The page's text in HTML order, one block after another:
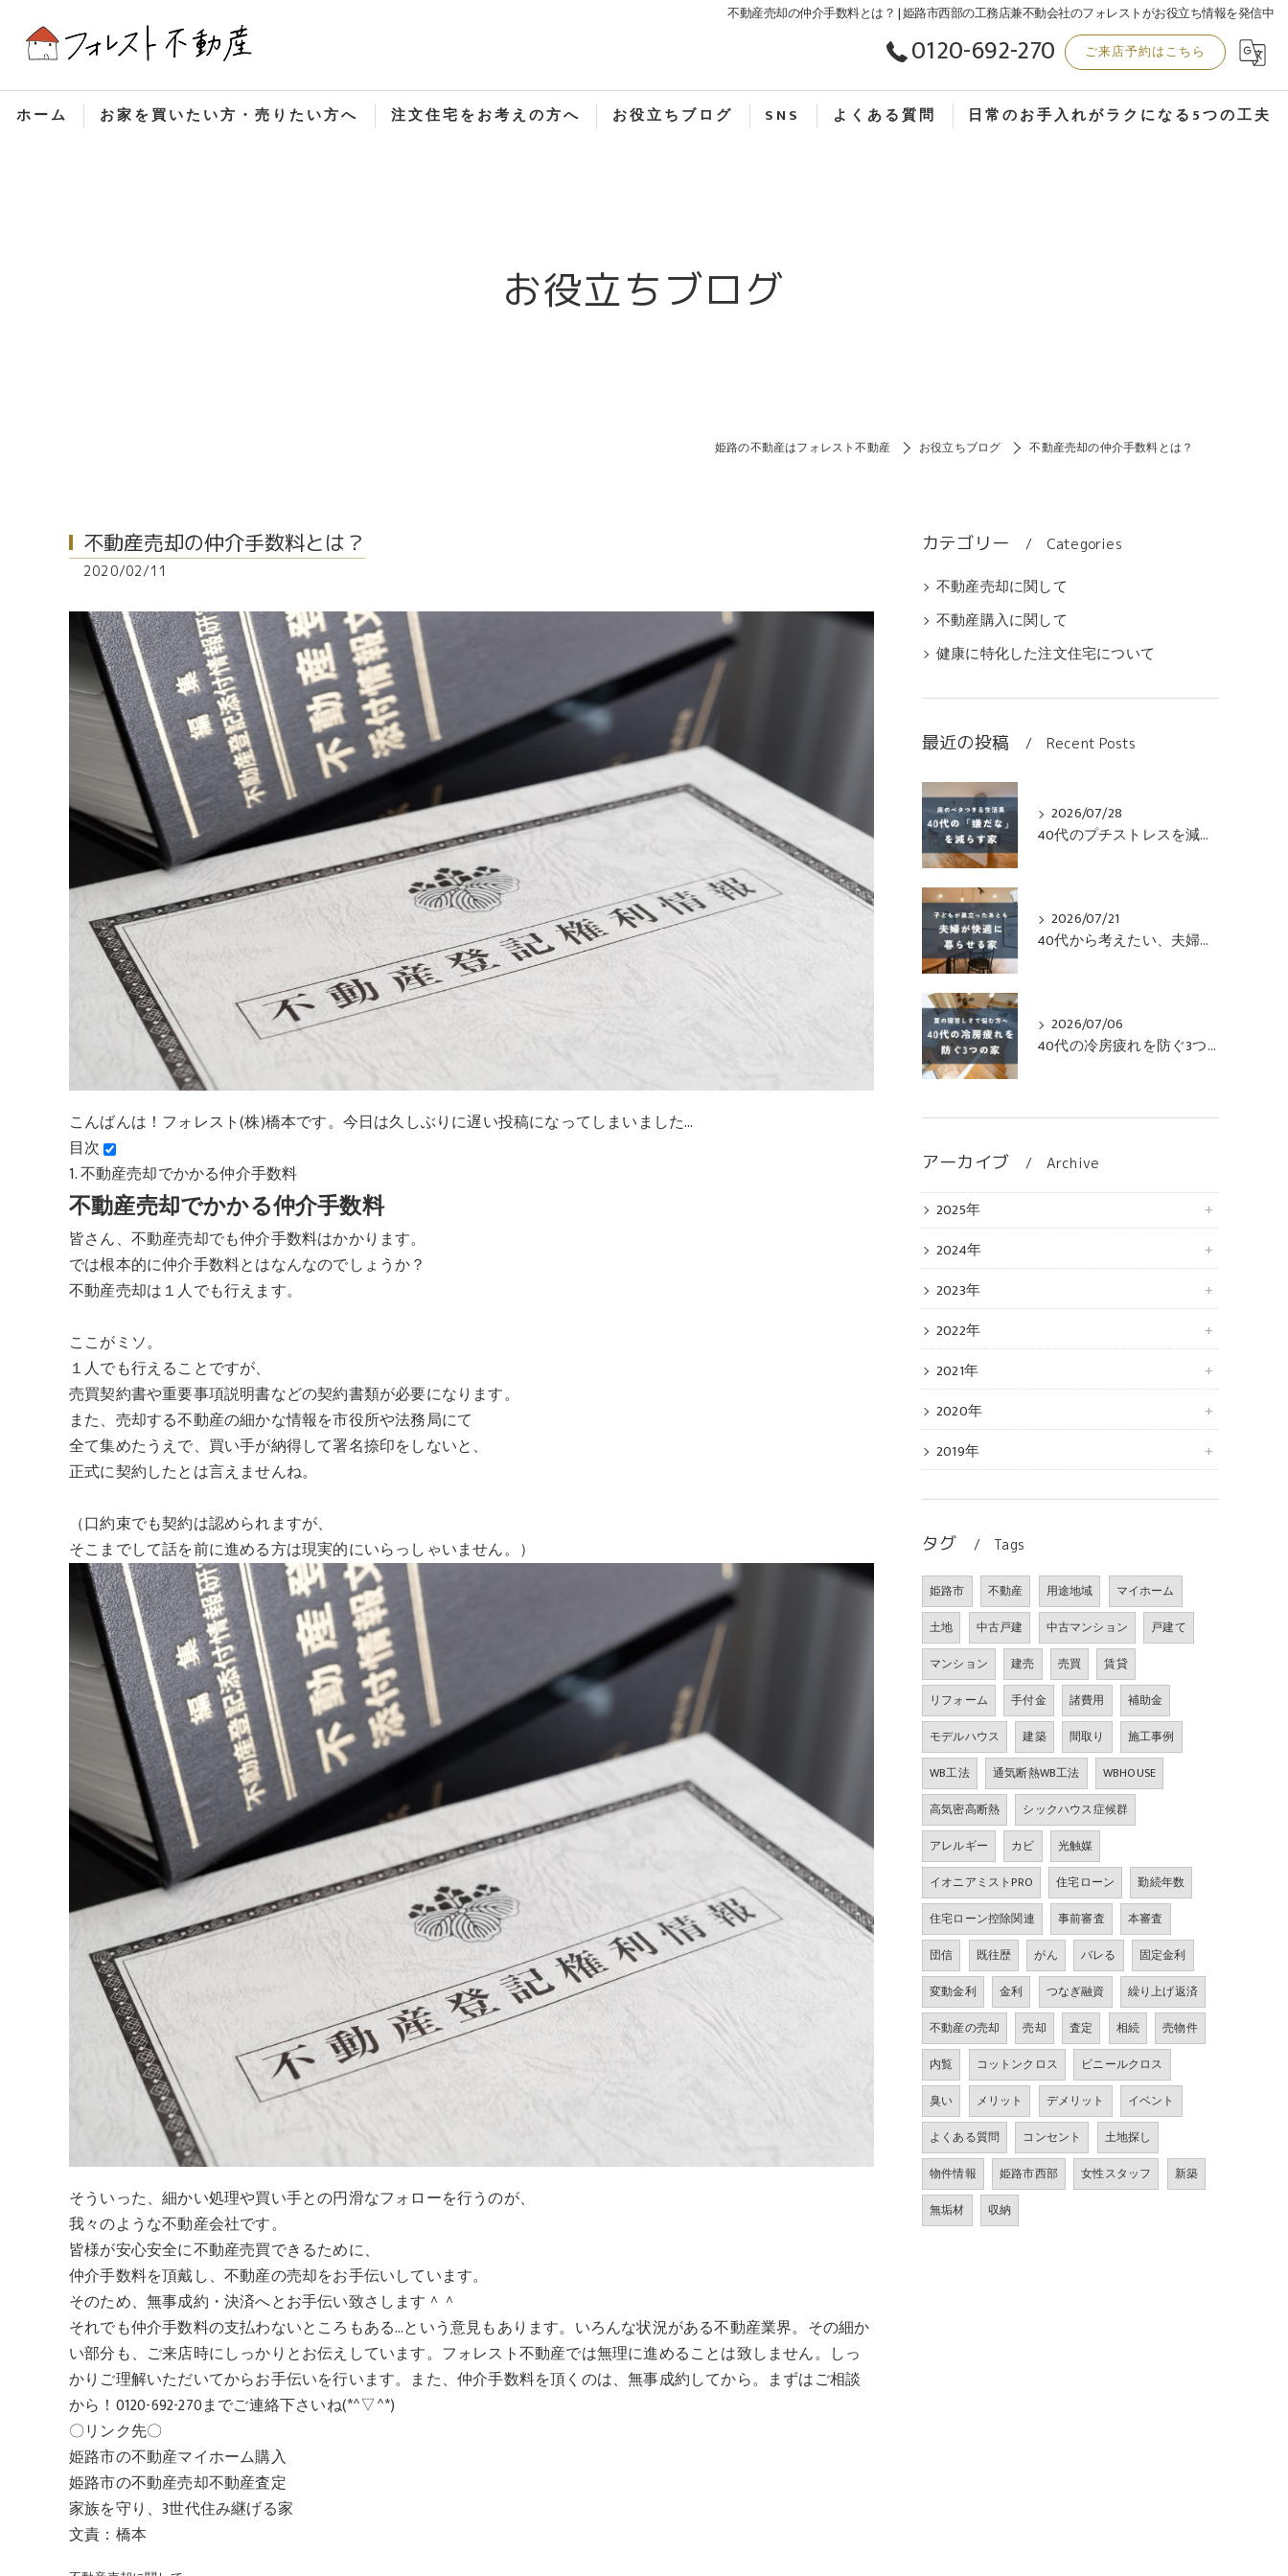
不動産売却の仲介手数料とは？ | 姫路市西部の工務店兼不動会社のフォレストがお役立ち情報を発信中
0120-692-270 ご来店予約はこちら
ホーム お家を買いたい方・売りたい方へ 注文住宅をお考えの方へ お役立ちブログ SNS よくある質問 日常のお手入れがラクになる5つの工夫
お役立ちブログ
姫路の不動産はフォレスト不動産 お役立ちブログ 不動産売却の仲介手数料とは？
不動産売却の仲介手数料とは？
2020/02/11
こんばんは！フォレスト(株)橋本です。今日は久しぶりに遅い投稿になってしまいました…
目次
1.不動産売却でかかる仲介手数料
不動産売却でかかる仲介手数料
皆さん、不動産売却でも仲介手数料はかかります。
では根本的に仲介手数料とはなんなのでしょうか？
不動産売却は１人でも行えます。
ここがミソ。
１人でも行えることですが、
売買契約書や重要事項説明書などの契約書類が必要になります。
また、売却する不動産の細かな情報を市役所や法務局にて
全て集めたうえで、買い手が納得して署名捺印をしないと、
正式に契約したとは言えませんね。
（口約束でも契約は認められますが、
そこまでして話を前に進める方は現実的にいらっしゃいません。）
そういった、細かい処理や買い手との円滑なフォローを行うのが、
我々のような不動産会社です。
皆様が安心安全に不動産売買できるために、
仲介手数料を頂戴し、不動産の売却をお手伝いしています。
そのため、無事成約・決済へとお手伝い致さします＾＾
それでも仲介手数料の支払わないところもある…という意見もあります。いろんな状況がある不動産業界。その細か
い部分も、ご来店時にしっかりとお伝えしています。フォレスト不動産では無理に進めることは致しません。しっ
かりご理解いただいてからお手伝いを行います。また、仲介手数料を頂くのは、無事成約してから。まずはご相談
から！0120-692-270までご連絡下さいね(*^▽^*)
〇リンク先〇
姫路市の不動産マイホーム購入
姫路市の不動産売却不動産査定
家族を守り、3世代住み継げる家
文責：橋本
カテゴリー Categories
不動産売却に関して
不動産購入に関して
健康に特化した注文住宅について
最近の投稿 Recent Posts
2026/07/28
40代のプチストレスを減らす無垢床の家
2026/07/21
40代から考えたい、夫婦がずっと快適に暮らせる家
2026/07/06
40代の冷房疲れを防ぐ3つの家
アーカイブ Archive
2025年
2024年
2023年
2022年
2021年
2020年
2019年
タグ Tags
姫路市 不動産 用途地域
マイホーム
土地
中古戸建 中古マンション
戸建て
マンション
建売 売買
賃貸
リフォーム
手付金 諸費用
補助金
モデルハウス
建築 間取り
施工事例
WB工法
通気断熱WB工法
WBHOUSE
高気密高断熱
シックハウス症候群
アレルギー
カビ
光触媒
イオニアミストPRO
住宅ローン
勤続年数
住宅ローン控除関連
事前審査
本審査
団信
既往歴 がん バレる
固定金利
変動金利
金利 つなぎ融資
繰り上げ返済
不動産の売却
売却 査定 相続
売物件
内覧
コットンクロス
ビニールクロス
臭い
メリット デメリット
イベント
よくある質問
コンセント
土地探し
物件情報
姫路市西部 女性スタッフ
新築
無垢材
収納